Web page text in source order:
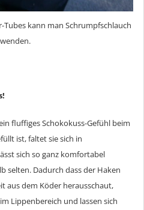
Tubes kann man Schrumpfschlauch
fluffiges Schokokuss-Gefühl beim
ist, faltet sie sich in
sich so ganz komfortabel
selten. Dadurch dass der Haken
aus dem Köder herausschaut,
Lippenbereich und lassen sich